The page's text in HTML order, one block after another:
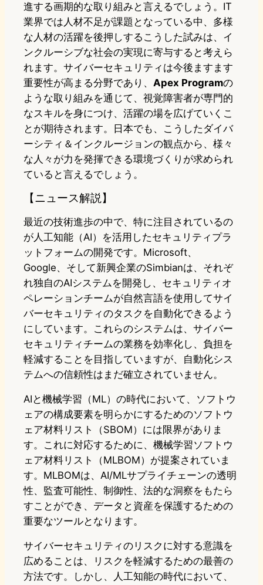
進する画期的な取り組みと言えるでしょう。IT
業界では人材不足が課題となっている中、多様
な人材の活躍を後押しするこうした試みは、イ
ンクルーシブな社会の実現に寄与すると考えら
れます。サイバーセキュリティは今後ますます
重要性が高まる分野であり、 Apex Programの
ような取り組みを通じて、視覚障害者が専門的
なスキルを身につけ、活躍の場を広げていくこ
とが期待されます。日本でも、こうしたダイバ
ーシティ＆インクルージョンの観点から、様々
な人々が力を発揮できる環境づくりが求められ
ていると言えるでしょう。
【ニュース解説】
最近の技術進歩の中で、特に注目されているの
が人工知能（AI）を活用したセキュリティプラ
ットフォームの開発です。Microsoft、
Google、そして新興企業のSimbianは、それぞ
れ独自のAIシステムを開発し、セキュリティオ
ペレーションチームが自然言語を使用してサイ
バーセキュリティのタスクを自動化できるよう
にしています。これらのシステムは、サイバー
セキュリティチームの業務を効率化し、負担を
軽減することを目指していますが、自動化シス
テムへの信頼性はまだ確立されていません。
AIと機械学習（ML）の時代において、ソフトウ
ェアの構成要素を明らかにするためのソフトウ
ェア材料リスト（SBOM）には限界がありま
す。これに対応するために、機械学習ソフトウ
ェア材料リスト（MLBOM）が提案されていま
す。MLBOMは、AI/MLサプライチェーンの透明
性、監査可能性、制御性、法的な洞察をもたら
すことができ、データと資産を保護するための
重要なツールとなります。
サイバーセキュリティのリスクに対する意識を
広めることは、リスクを軽減するための最善の
方法です。しかし、人工知能の時代において、